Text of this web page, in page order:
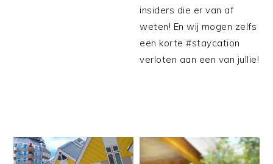
insiders die er van af
weten! En wij mogen zelfs
een korte #staycation
verloten aan een van jullie!